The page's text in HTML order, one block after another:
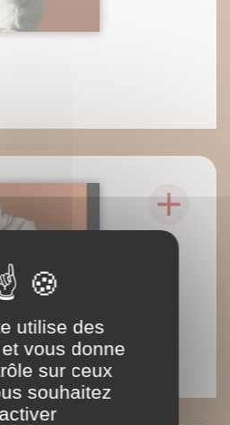
utilise des
vous donne
sur ceux
souhaitez
activer